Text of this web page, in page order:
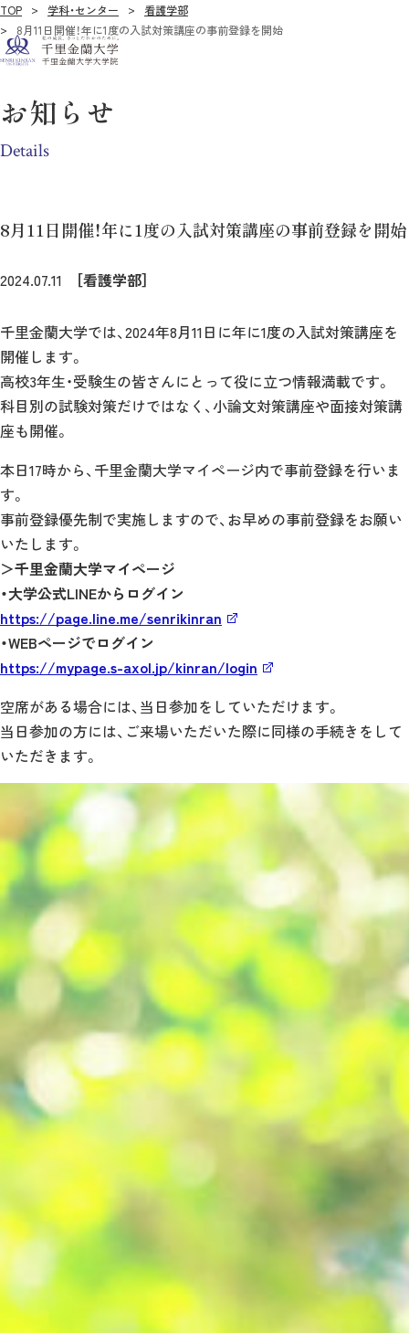
TOP 学科・センター
看護学部
8月11日開催！年に1度の入試対策講座の事前登録を開始
お知らせ
Details
8月11日開催！年に1度の入試対策講座の事前登録を開始
2024.07.11 ［看護学部］
千里金蘭大学では、2024年8月11日に年に1度の入試対策講座を
開催します。
高校3年生・受験生の皆さんにとって役に立つ情報満載です。
科目別の試験対策だけではなく、小論文対策講座や面接対策講
座も開催。
本日17時から、千里金蘭大学マイページ内で事前登録を行いま
す。
事前登録優先制で実施しますので、お早めの事前登録をお願い
いたします。
＞千里金蘭大学マイページ
・大学公式LINEからログイン
https://page.line.me/senrikinran
・WEBページでログイン
https://mypage.s-axol.jp/kinran/login
空席がある場合には、当日参加をしていただけます。
当日参加の方には、ご来場いただいた際に同様の手続きをして
いただきます。